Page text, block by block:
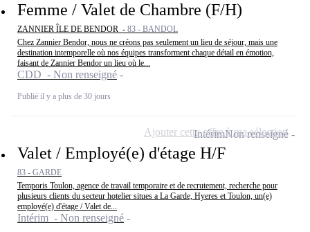
Femme / Valet de Chambre (F/H)
ZANNIER ÎLE DE BENDOR - 83 - BANDOL
Chez Zannier Bendor, nous ne créons pas seulement un lieu de séjour, mais une
destination intemporelle où nos équipes transforment chaque détail en émotion,
faisant de Zannier Bendor un lieu où le...
CDD - Non renseigné
Publié il y a plus de 30 jours
Valet / Employé(e) d'étage H/F
83 - GARDE
Temporis Toulon, agence de travail temporaire et de recrutement, recherche pour
plusieurs clients du secteur hotelier situes a La Garde, Hyeres et Toulon, un(e)
employé(e) d'étage / Valet de...
Intérim - Non renseigné
IntérimNon renseigné
Ajouter cette offre à ma sélection